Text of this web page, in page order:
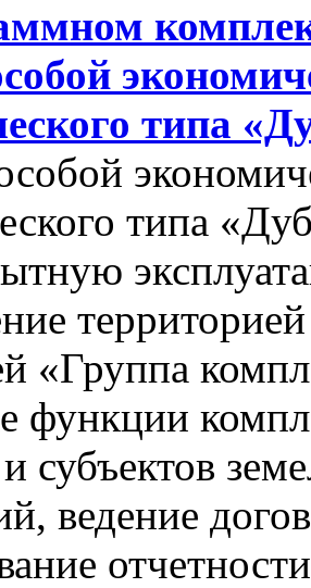
типа
типа
«Группа
функции
и субъектов
ведение